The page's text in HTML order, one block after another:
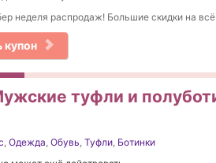
неделя распродаж! Большие скидки на
купон
туфли и
, Одежда, Обувь, Туфли, Ботинки